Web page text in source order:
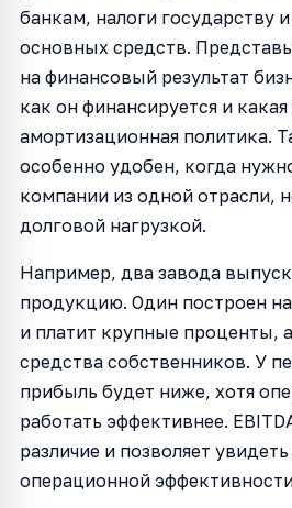
банкам, налоги государству
основных средств.
на финансовый результат
как он финансируется и какая
амортизационная политика.
особенно удобен, когда
компании из одной отрасли,
долговой нагрузкой.
Например, два завода
продукцию. Один построен
и платит крупные проценты,
средства собственников. У
прибыль будет ниже, хотя
работать эффективнее.
различие и позволяет
операционной